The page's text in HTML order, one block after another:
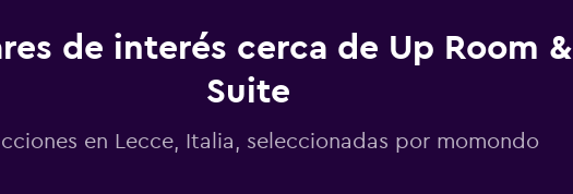
de interés cerca de Up Room &
Suite
en Lecce, Italia, seleccionadas por momondo